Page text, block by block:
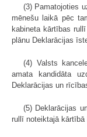
(3) Pamatojoties
mēnešu laikā pēc
kabineta kārtības
plānu Deklarācijas
(4) Valsts
amata kandidāta
Deklarācijas un
(5) Deklarācijas
rullī noteiktajā kārtībā